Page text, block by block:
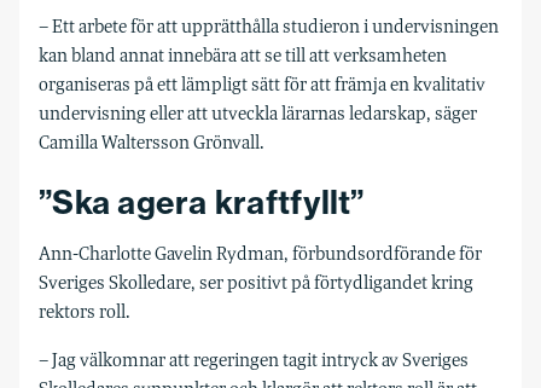
– Ett arbete för att upprätthålla studieron i undervisningen
kan bland annat innebära att se till att verksamheten
organiseras på ett lämpligt sätt för att främja en kvalitativ
undervisning eller att utveckla lärarnas ledarskap, säger
Camilla Waltersson Grönvall.
”Ska agera kraftfyllt”
Ann-Charlotte Gavelin Rydman, förbundsordförande för
Sveriges Skolledare, ser positivt på förtydligandet kring
rektors roll.
– Jag välkomnar att regeringen tagit intryck av Sveriges